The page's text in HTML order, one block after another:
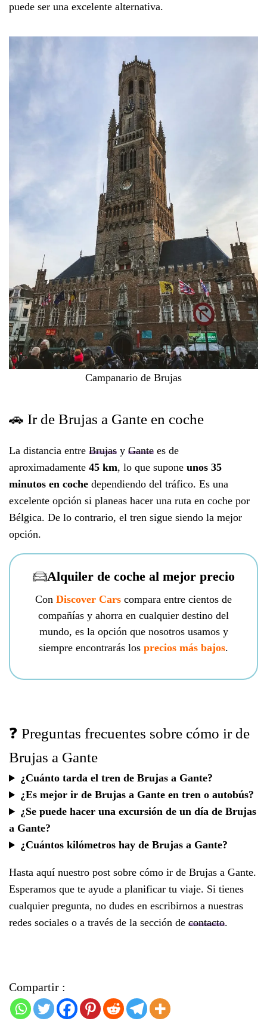
puede ser una excelente alternativa.
Campanario de Brujas
🚗 Ir de Brujas a Gante en coche
La distancia entre Brujas y Gante es de
aproximadamente 45 km, lo que supone unos 35
minutos en coche dependiendo del tráfico. Es una
excelente opción si planeas hacer una ruta en coche por
Bélgica. De lo contrario, el tren sigue siendo la mejor
opción.
Alquiler de coche al mejor precio
Con Discover Cars compara entre cientos de
compañías y ahorra en cualquier destino del
mundo, es la opción que nosotros usamos y
siempre encontrarás los precios más bajos.
❓ Preguntas frecuentes sobre cómo ir de
Brujas a Gante
¿Cuánto tarda el tren de Brujas a Gante?
¿Es mejor ir de Brujas a Gante en tren o autobús?
¿Se puede hacer una excursión de un día de Brujas
a Gante?
¿Cuántos kilómetros hay de Brujas a Gante?
Hasta aquí nuestro post sobre cómo ir de Brujas a Gante.
Esperamos que te ayude a planificar tu viaje. Si tienes
cualquier pregunta, no dudes en escribirnos a nuestras
redes sociales o a través de la sección de contacto.
Compartir :